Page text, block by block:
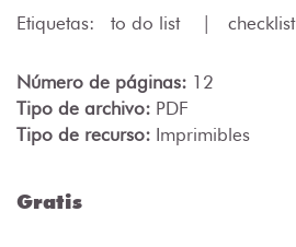
Etiquetas: to do list | checklist
Número de páginas: 12
Tipo de archivo: PDF
Tipo de recurso: Imprimibles
Gratis